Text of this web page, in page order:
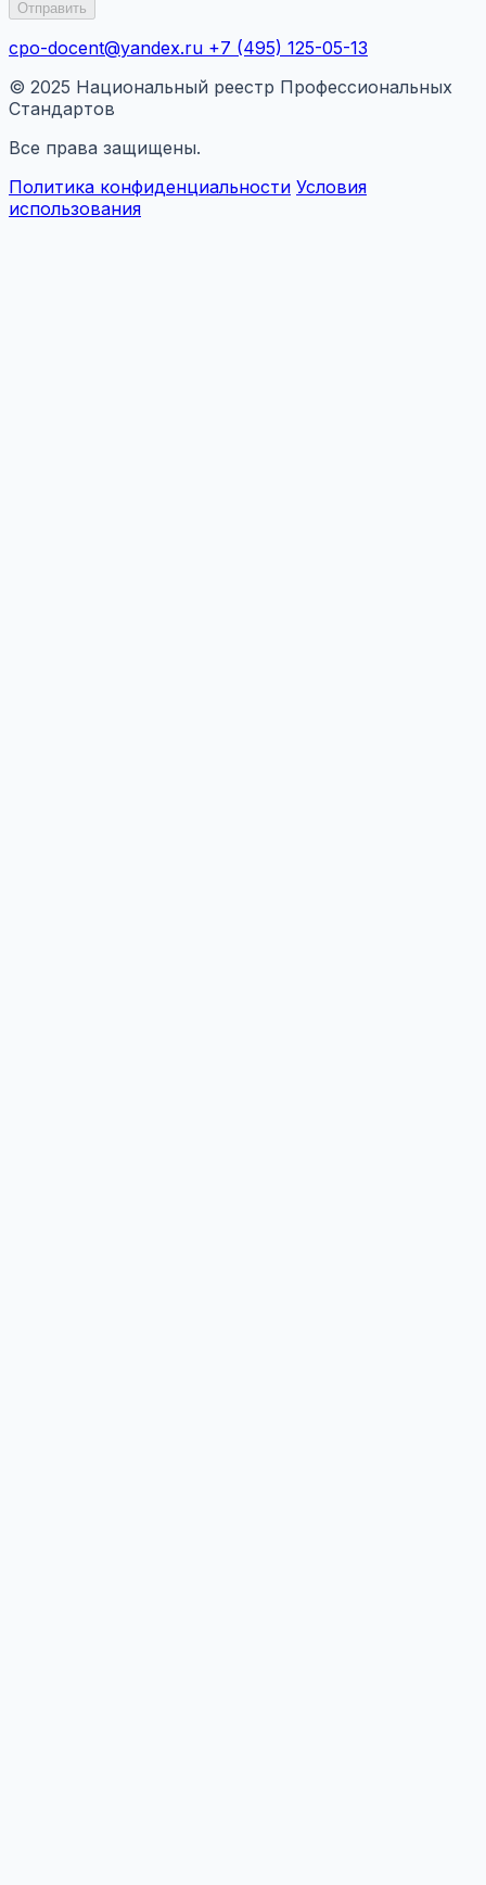
Отправить
cpo-docent@yandex.ru +7 (495) 125-05-13
© 2025 Национальный реестр Профессиональных
Стандартов
Все права защищены.
Политика конфиденциальности Условия
использования